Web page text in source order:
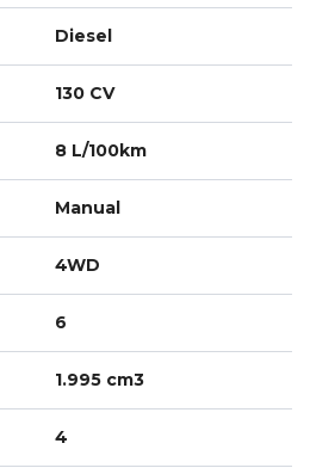
Diesel
130 CV
8 L/100km
Manual
4WD
6
1.995 cm3
4